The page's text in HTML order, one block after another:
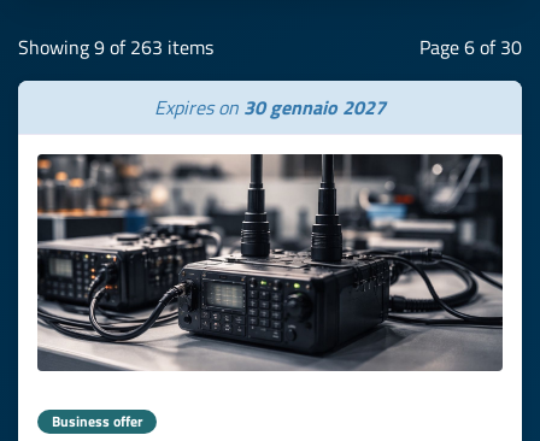
Showing 9 of 263 items Page 6 of 30
Expires on 30 gennaio 2027
Business offer